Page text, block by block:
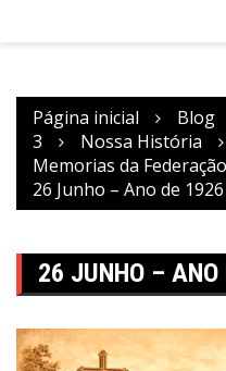
Página inicial Blog
3
Nossa História
Memorias da Federação
26 Junho – Ano de 1926
26 JUNHO – ANO